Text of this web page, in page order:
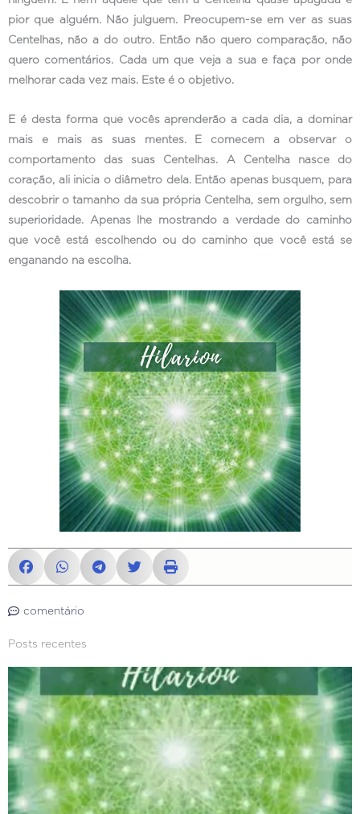
pior que alguém. Não julguem. Preocupem-se em ver as suas
Centelhas, não a do outro. Então não quero comparação, não
quero comentários. Cada um que veja a sua e faça por onde
melhorar cada vez mais. Este é o objetivo.
E é desta forma que vocês aprenderão a cada dia, a dominar
mais e mais as suas mentes. E comecem a observar o
comportamento das suas Centelhas. A Centelha nasce do
coração, ali inicia o diâmetro dela. Então apenas busquem, para
descobrir o tamanho da sua própria Centelha, sem orgulho, sem
superioridade. Apenas lhe mostrando a verdade do caminho
que você está escolhendo ou do caminho que você está se
enganando na escolha.
comentário
Posts recentes